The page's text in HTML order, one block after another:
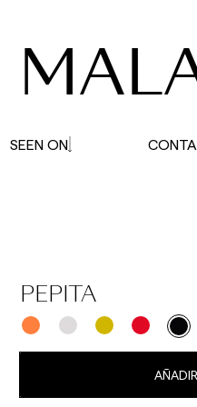
PEPITA
SEEN ON